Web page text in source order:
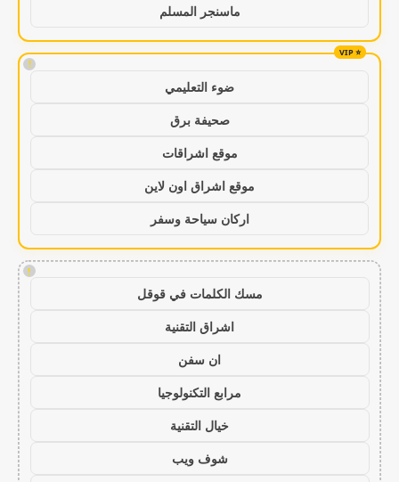
ماسنجر المسلم
!
ضوء التعليمي
صحيفة برق
موقع اشراقات
موقع اشراق اون لاين
اركان سياحة وسفر
!
مسك الكلمات في قوقل
اشراق التقنية
ان سفن
مرابع التكنولوجيا
خيال التقنية
شوف ويب